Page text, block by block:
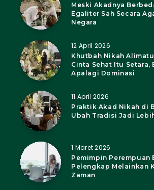
Meski Akadnya
Egaliter Sah Secara
Negara
12 April 2026
Khutbah Nikah
Cinta Sehat Itu Setara,
Apalagi Dominasi
11 April 2026
Praktik Akad Nikah di
Ubah Tradisi Jadi
1 Maret 2026
Pemimpin Perempuan
Pelengkap Melainkan
Zaman